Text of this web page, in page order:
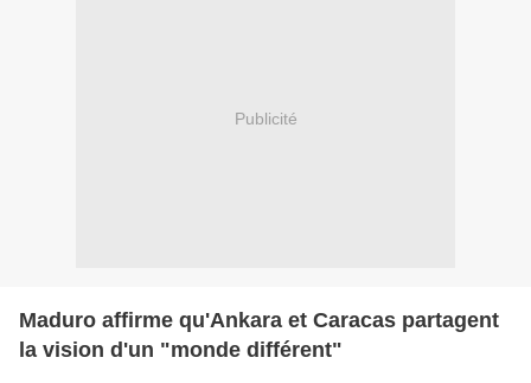
Publicité
Maduro affirme qu'Ankara et Caracas partagent
la vision d'un "monde différent"